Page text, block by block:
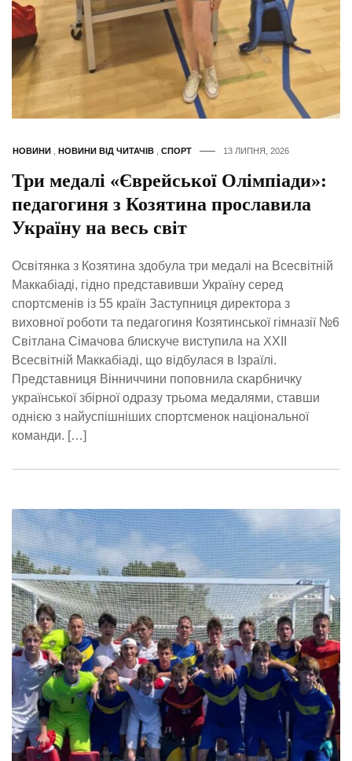
НОВИНИ НОВИНИ ВІД ЧИТАЧІВ СПОРТ 13 ЛИПНЯ, 2026
Три медалі «Єврейської Олімпіади»:
педагогиня з Козятина прославила
Україну на весь світ
Освітянка з Козятина здобула три медалі на Всесвітній
Маккабіаді, гідно представивши Україну серед
спортсменів із 55 країн Заступниця директора з
виховної роботи та педагогиня Козятинської гімназії №6
Світлана Сімачова блискуче виступила на XXII
Всесвітній Маккабіаді, що відбулася в Ізраїлі.
Представниця Вінниччини поповнила скарбничку
української збірної одразу трьома медалями, ставши
однією з найуспішніших спортсменок національної
команди. […]